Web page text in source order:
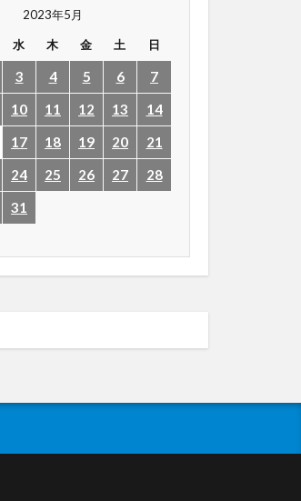
2023年5月
水 木 金 土 日
3 4 5 6
7
10 11 12 13
14
17 18 19 20
21
24 25 26 27
28
31